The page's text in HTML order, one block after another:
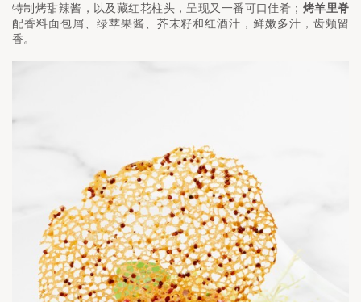
特制烤甜辣酱，以及藏红花柱头，呈现又一番可口佳肴； 烤羊里脊
配香料面包屑、绿苹果酱、芥末籽和红酒汁，鲜嫩多汁，齿颊留
香。